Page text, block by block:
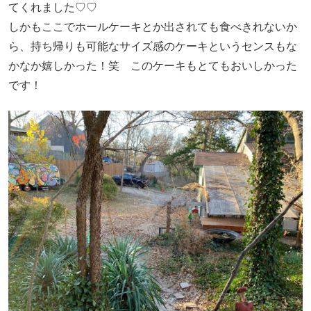
てくれました♡♡
しかもここでホールケーキとか出されても食べきれないか
ら、持ち帰りも可能なサイズ感のケーキというセンスもな
かなか嬉しかった！笑 このケーキもとてもおいしかった
です！